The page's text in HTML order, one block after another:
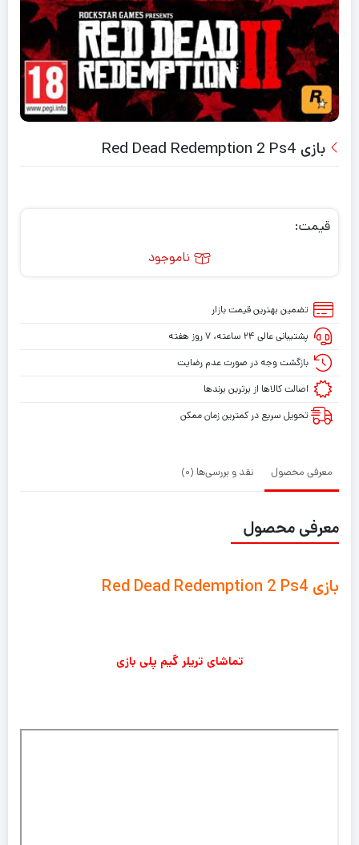
بازی Red Dead Redemption 2 Ps4
قیمت:
ناموجود
تضمین بهترین قیمت بازار
پشتیبانی عالی ۲۴ ساعته، ۷ روز هفته
بازگشت وجه در صورت عدم رضایت
اصالت کالاها از برترین برندها
تحویل سریع در کمترین زمان ممکن
معرفی محصول نقد و بررسی‌ها (0)
معرفی محصول
بازی Red Dead Redemption 2 Ps4
تماشای تریلر گیم پلی بازی